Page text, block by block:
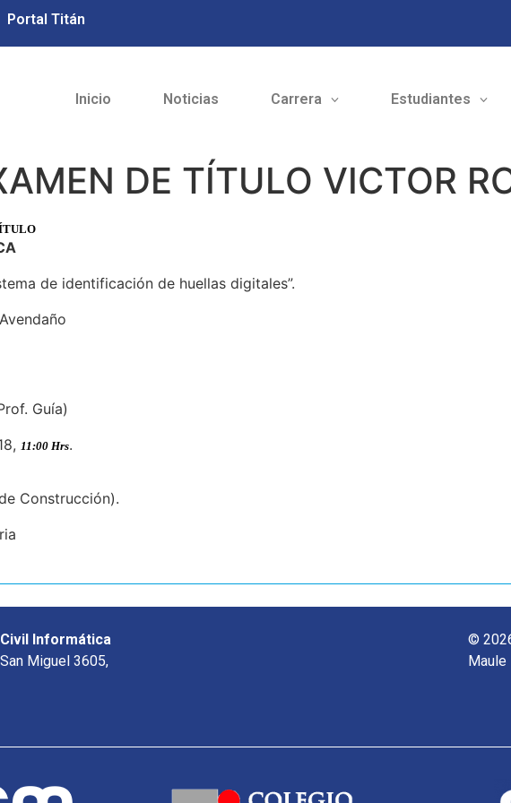
Portal Titán
Inicio Noticias Carrera Estudiantes
DE TÍTULO VICTOR
de identificación de huellas digitales”.
Guía)
11:00 Hrs.
Construcción).
Informática
Miguel 3605,
©
Maule